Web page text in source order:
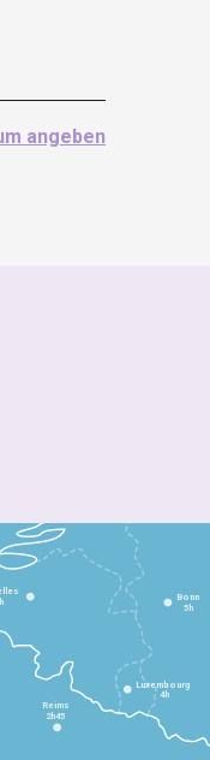
angeben
Reims
2h45
Bonn
5h
Luxembourg
4h